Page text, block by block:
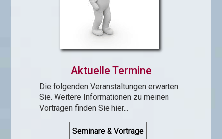
Aktuelle Termine
Die folgenden Ver­an­stalt­ungen erwarten
Sie. Weitere In­for­ma­tionen zu meinen
Vorträgen finden Sie hier...
Seminare & Vorträge